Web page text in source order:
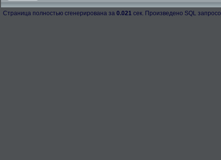
Страница полностью сгенерирована за 0.021 сек. Произведено SQL